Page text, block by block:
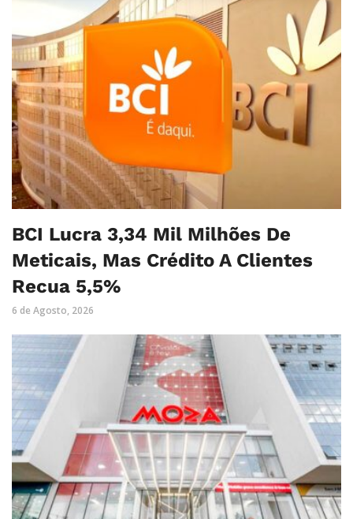
BCI Lucra 3,34 Mil Milhões De
Meticais, Mas Crédito A Clientes
Recua 5,5%
6 de Agosto, 2026